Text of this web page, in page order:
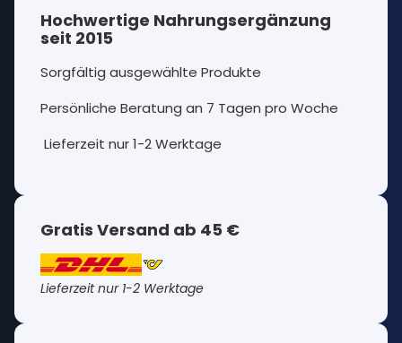
Hochwertige Nahrungsergänzung
seit 2015
Sorgfältig ausgewählte Produkte
Persönliche Beratung an 7 Tagen pro Woche
Lieferzeit nur 1-2 Werktage
Gratis Versand ab 45 €
Lieferzeit nur 1-2 Werktage